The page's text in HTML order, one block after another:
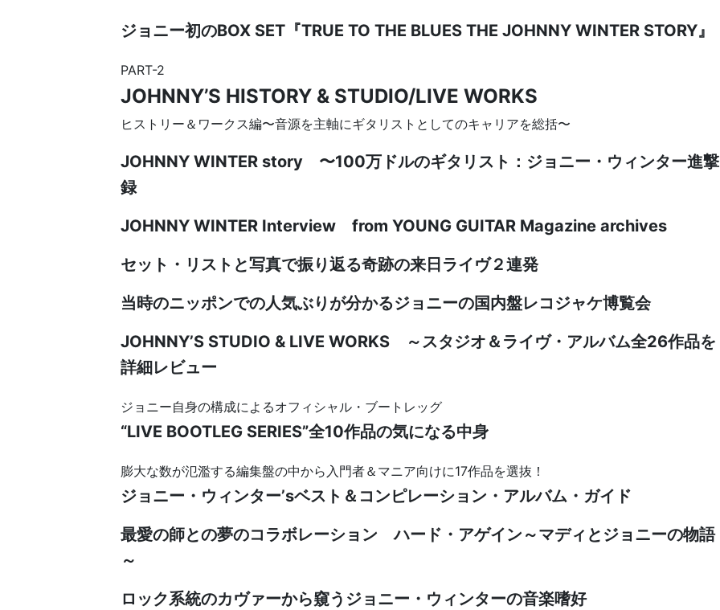
ジョニー初のBOX SET『TRUE TO THE BLUES THE JOHNNY WINTER STORY』
PART-2
JOHNNY’S HISTORY & STUDIO/LIVE WORKS
ヒストリー＆ワークス編〜音源を主軸にギタリストとしてのキャリアを総括〜
JOHNNY WINTER story 〜100万ドルのギタリスト：ジョニー・ウィンター進撃
録
JOHNNY WINTER Interview from YOUNG GUITAR Magazine archives
セット・リストと写真で振り返る奇跡の来日ライヴ２連発
当時のニッポンでの人気ぶりが分かるジョニーの国内盤レコジャケ博覧会
JOHNNY’S STUDIO & LIVE WORKS ～スタジオ＆ライヴ・アルバム全26作品を
詳細レビュー
ジョニー自身の構成によるオフィシャル・ブートレッグ
“LIVE BOOTLEG SERIES”全10作品の気になる中身
膨大な数が氾濫する編集盤の中から入門者＆マニア向けに17作品を選抜！
ジョニー・ウィンター’sベスト＆コンピレーション・アルバム・ガイド
最愛の師との夢のコラボレーション ハード・アゲイン～マディとジョニーの物語
～
ロック系統のカヴァーから窺うジョニー・ウィンターの音楽嗜好